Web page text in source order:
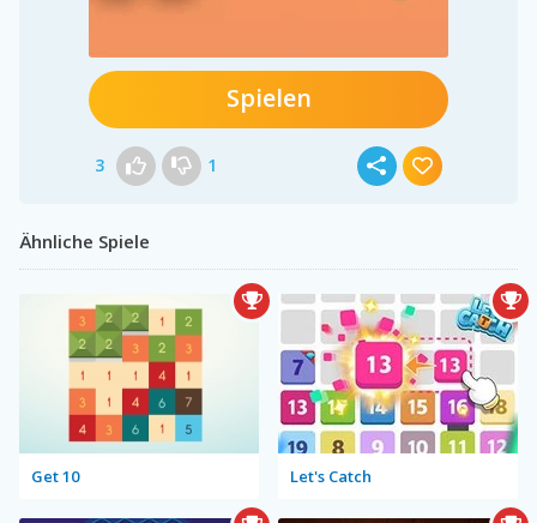
Spielen
3 1
Ähnliche Spiele
Get 10 Let's Catch